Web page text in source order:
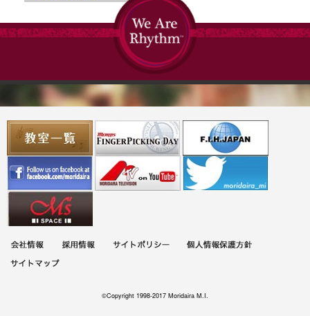
©Copyright 1998-2017 Moridaira M.I.